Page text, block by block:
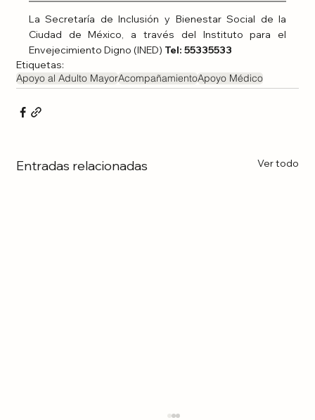
La Secretaría de Inclusión y Bienestar Social de la
Ciudad de México, a través del Instituto para el
Envejecimiento Digno (INED) Tel: 55335533
Etiquetas:
Apoyo al Adulto MayorAcompañamientoApoyo Médico
Entradas relacionadas Ver todo